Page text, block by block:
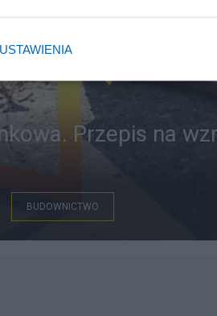
Przepis na
BUDOWNICTWO
USTAWIENIA